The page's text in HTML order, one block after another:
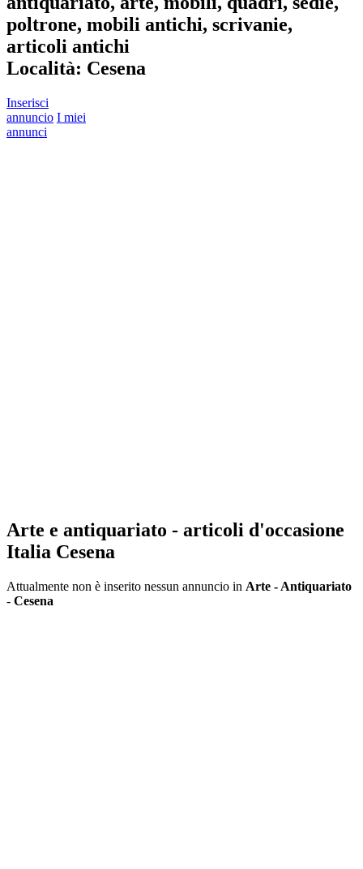
poltrone, mobili antichi, scrivanie,
articoli antichi
Località: Cesena
Inserisci
annuncio I miei
annunci
Arte e antiquariato - articoli d'occasione
Italia Cesena
Attualmente non è inserito nessun annuncio in Arte - Antiquariato
- Cesena